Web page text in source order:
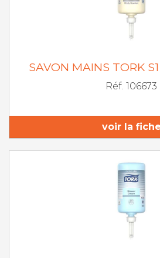
SAVON MAINS TORK
Réf. 106673
voir la fiche